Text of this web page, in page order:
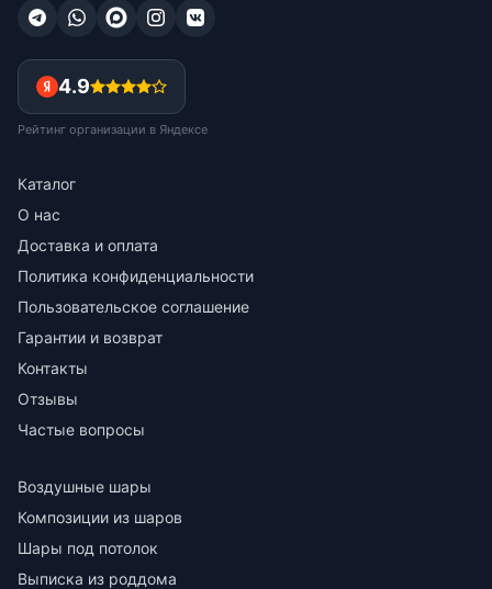
4.9
Рейтинг организации в Яндексе
Каталог
О нас
Доставка и оплата
Политика конфиденциальности
Пользовательское соглашение
Гарантии и возврат
Контакты
Отзывы
Частые вопросы
Воздушные шары
Композиции из шаров
Шары под потолок
Выписка из роддома